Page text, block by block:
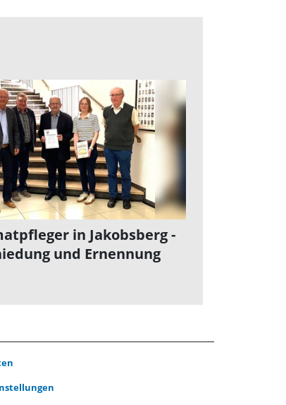
in Jakobsberg -
und Ernennung